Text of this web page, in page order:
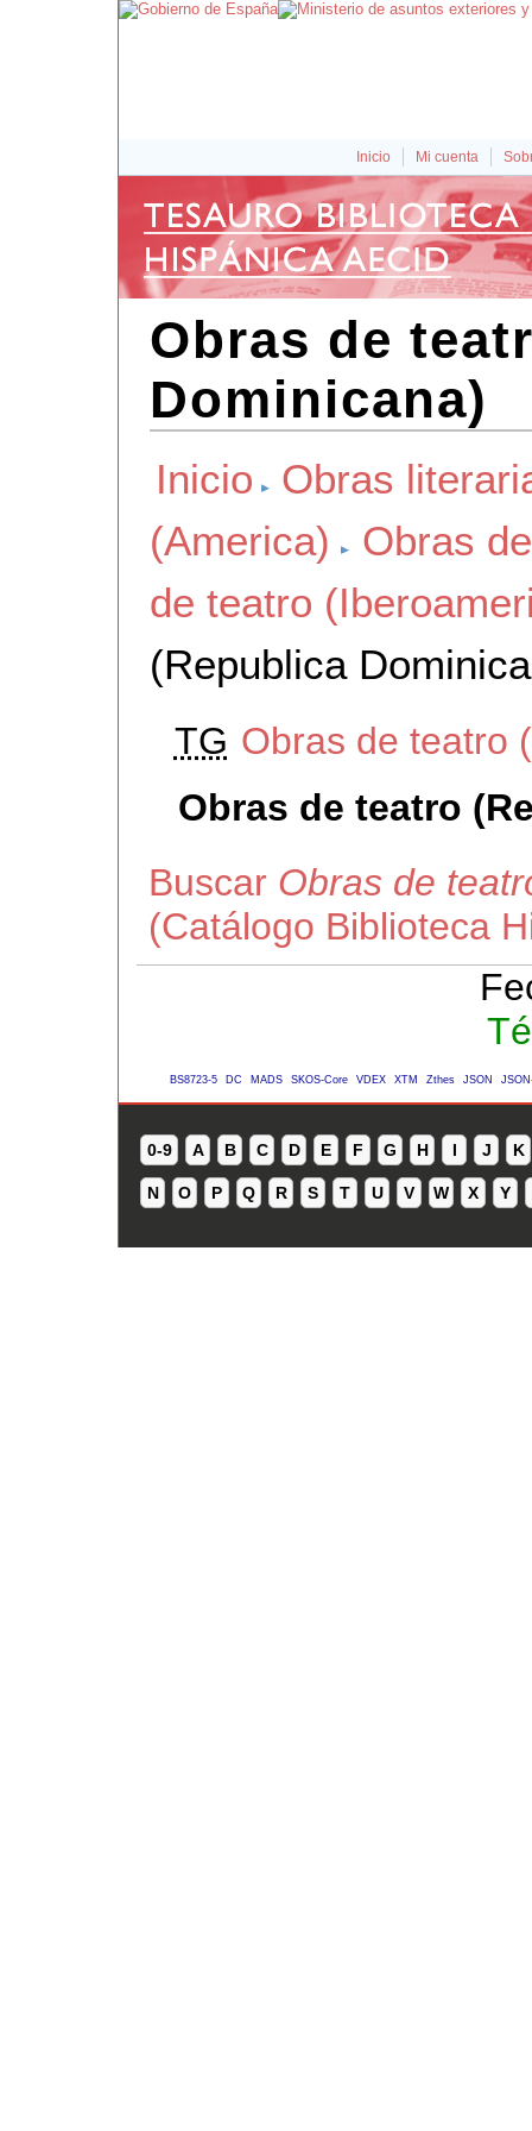
Inicio Mi cuenta
Obras de
Dominicana)
Inicio
Obras
(America)
Obras
de teatro
(Republica
TG Obras de teatro
Obras de teatro
Buscar Obras de
(Catálogo Biblioteca
BS8723-5 DC MADS SKOS-Core VDEX XTM Zthes JSON
0-9 A B C D E F G H I J K
N O P Q R S T U V W X Y